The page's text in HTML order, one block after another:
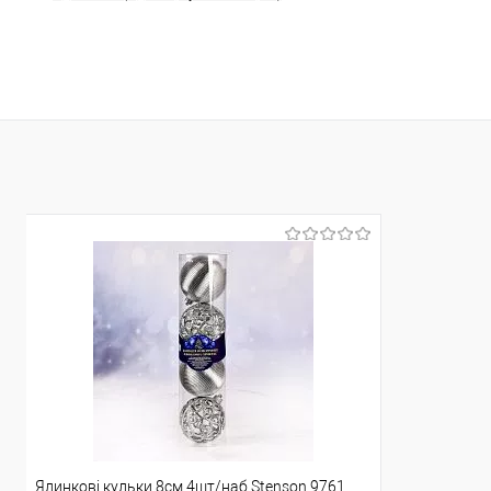
Ялинкові кульки 8см 4шт/наб Stenson 9761